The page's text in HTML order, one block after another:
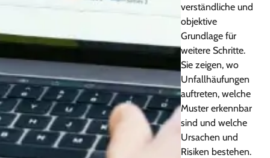
verständliche und
objektive
Grundlage für
weitere Schritte.
Sie zeigen, wo
Unfallhäufungen
auftreten, welche
Muster erkennbar
sind und welche
Ursachen und
Risiken bestehen.